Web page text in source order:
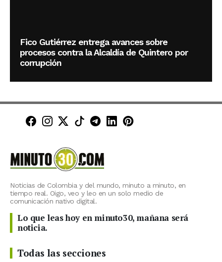
Fico Gutiérrez entrega avances sobre
procesos contra la Alcaldía de Quintero por
corrupción
Minuto30 en Facebook
Minuto30 en Instagram
Minuto30 en X (Twitter)
Minuto30 en TikTok
Canal de Minuto30 en
Minuto30 en LinkedIn
Minuto30 en
Noticias de Colombia y del mundo, minuto a minuto, en
tiempo real. Oigo, veo y leo en un solo medio de
comunicación nativo digital.
Lo que leas hoy en minuto30, mañana será
noticia.
Todas las secciones